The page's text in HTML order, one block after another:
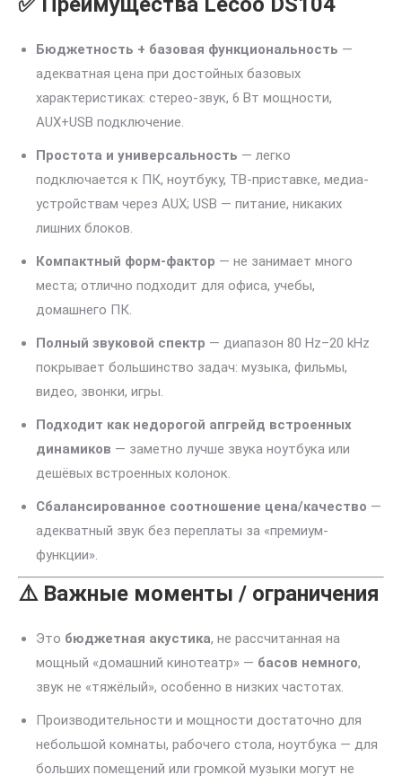
Бюджетность + базовая функциональность —
адекватная цена при достойных базовых
характеристиках: стерео-звук, 6 Вт мощности,
AUX+USB подключение.
Простота и универсальность — легко
подключается к ПК, ноутбуку, ТВ-приставке, медиа-
устройствам через AUX; USB — питание, никаких
лишних блоков.
Компактный форм-фактор — не занимает много
места; отлично подходит для офиса, учебы,
домашнего ПК.
Полный звуковой спектр — диапазон 80 Hz–20 kHz
покрывает большинство задач: музыка, фильмы,
видео, звонки, игры.
Подходит как недорогой апгрейд встроенных
динамиков — заметно лучше звука ноутбука или
дешёвых встроенных колонок.
Сбалансированное соотношение цена/качество —
адекватный звук без переплаты за «премиум-
функции».
⚠️ Важные моменты / ограничения
Это бюджетная акустика, не рассчитанная на
мощный «домашний кинотеатр» — басов немного,
звук не «тяжёлый», особенно в низких частотах.
Производительности и мощности достаточно для
небольшой комнаты, рабочего стола, ноутбука — для
больших помещений или громкой музыки могут не